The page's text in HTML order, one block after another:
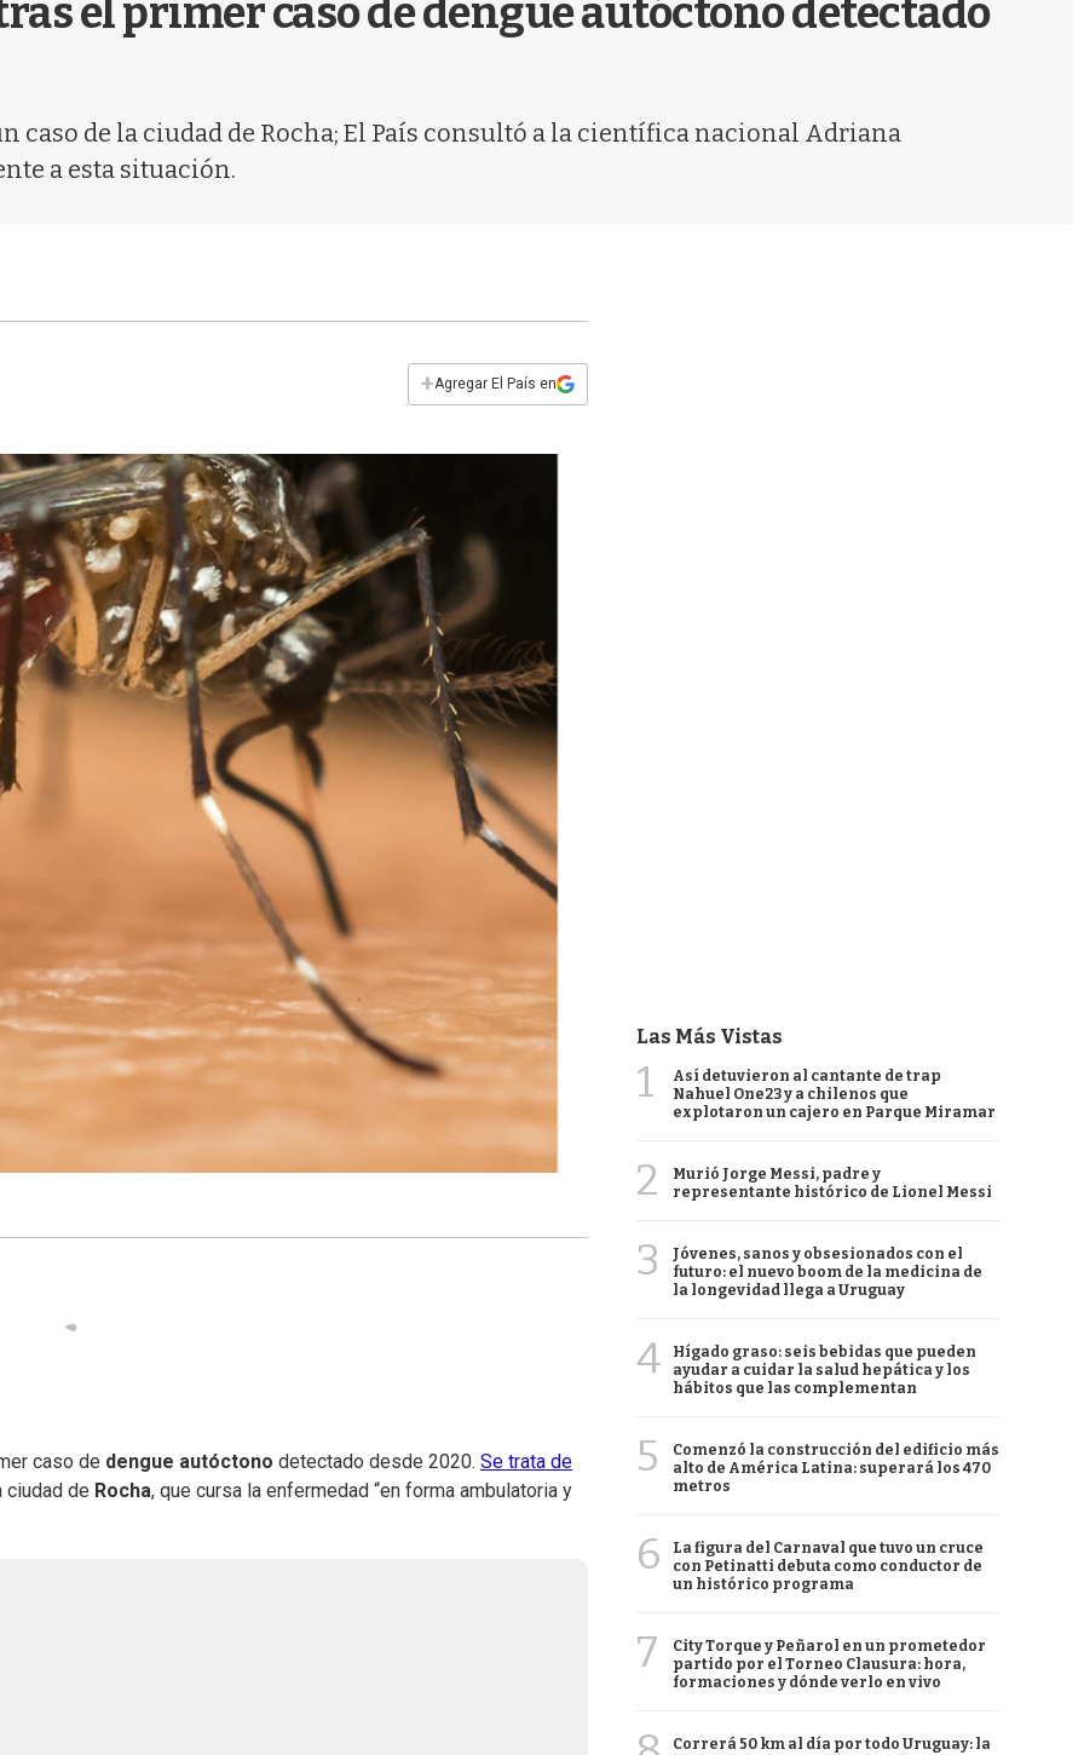
el primer caso de dengue autóctono detectado
caso de la ciudad de Rocha; El País consultó a la científica nacional Adriana
a esta situación.
+Agregar El País en
caso de dengue autóctono detectado desde 2020. Se trata de
ciudad de Rocha, que cursa la enfermedad “en forma ambulatoria y
Las Más Vistas
1
Así detuvieron al cantante de trap
Nahuel One23 y a chilenos que
explotaron un cajero en Parque Miramar
2
Murió Jorge Messi, padre y
representante histórico de Lionel Messi
3
Jóvenes, sanos y obsesionados con el
futuro: el nuevo boom de la medicina de
la longevidad llega a Uruguay
4
Hígado graso: seis bebidas que pueden
ayudar a cuidar la salud hepática y los
hábitos que las complementan
5
Comenzó la construcción del edificio más
alto de América Latina: superará los 470
metros
6
La figura del Carnaval que tuvo un cruce
con Petinatti debuta como conductor de
un histórico programa
7
City Torque y Peñarol en un prometedor
partido por el Torneo Clausura: hora,
formaciones y dónde verlo en vivo
Correrá 50 km al día por todo Uruguay: la